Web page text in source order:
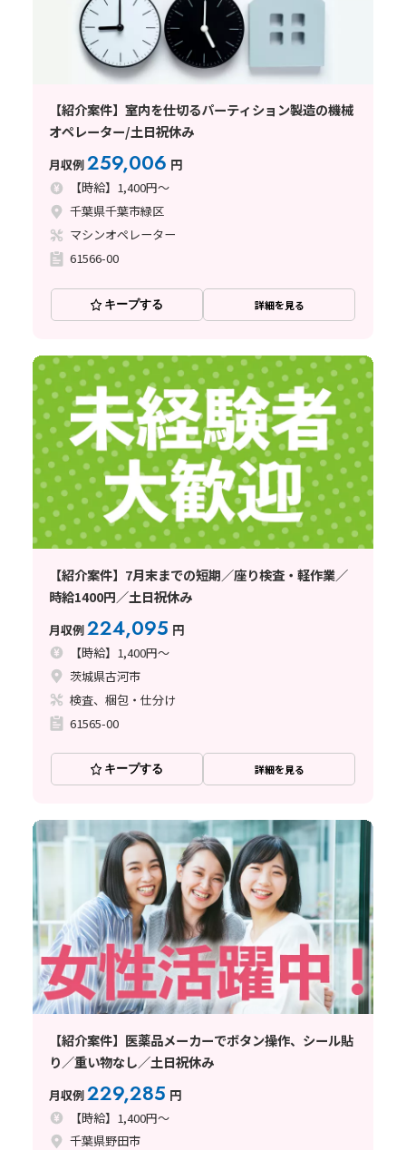
【紹介案件】室内を仕切るパーティション製造の機械
オペレーター/土日祝休み
月収例259,006 円
【時給】1,400円～
千葉県千葉市緑区
マシンオペレーター
61566-00
キープする 詳細を見る
【紹介案件】7月末までの短期／座り検査・軽作業／
時給1400円／土日祝休み
月収例224,095 円
【時給】1,400円～
茨城県古河市
検査、梱包・仕分け
61565-00
キープする 詳細を見る
【紹介案件】医薬品メーカーでボタン操作、シール貼
り／重い物なし／土日祝休み
月収例229,285 円
【時給】1,400円～
千葉県野田市